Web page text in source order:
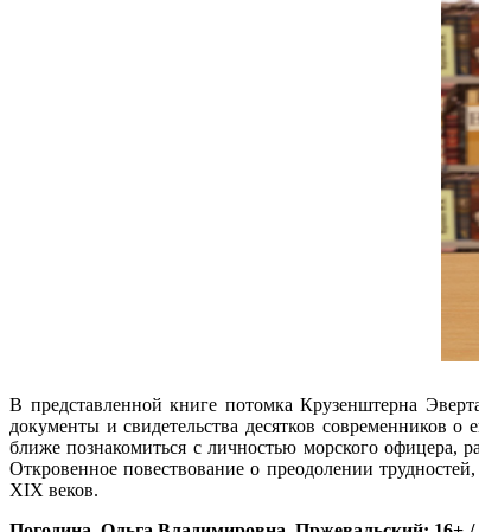
В представленной книге потомка Крузенштерна
документы и свидетельства десятков современников
ближе познакомиться с личностью морского
Откровенное повествование о преодолении
XIX веков.